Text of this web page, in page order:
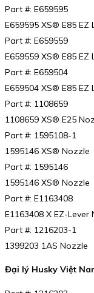
Part #: E659595
E659595 XS® E85 EZ
Part #: E659559
E659559 XS® E85 EZ
Part #: E659504
E659504 XS® E85 EZ
Part #: 1108659
1108659 XS® E25
Part #: 1595108-1
1595146 XS® Nozzle
Part #: 1595146
1595146 XS® Nozzle
Part #: E1163408
E1163408 X EZ-Lever
Part #: 1216203-1
1399203 1AS Nozzle
Đại lý Husky Việt